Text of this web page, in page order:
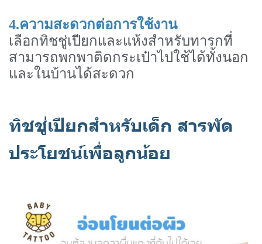
4.ความสะดวกต่อการใช้งาน
เลือกทิชชู่เปียกและแห้งสำหรับทารกที่
สามารถพกพาติดกระเป๋าไปใช้ได้ทั้งนอก
และในบ้านได้สะดวก
ทิชชู่เปียกสำหรับเด็ก สารพัด
ประโยชน์เพื่อลูกน้อย